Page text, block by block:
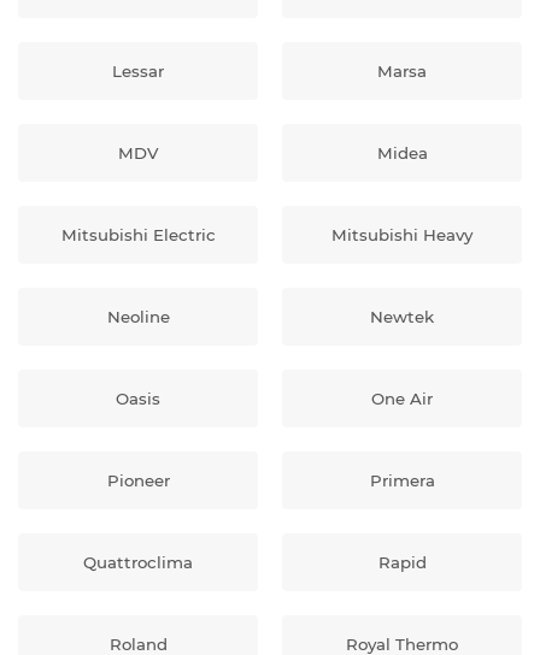
Lessar Marsa
MDV Midea
Mitsubishi Electric Mitsubishi Heavy
Neoline Newtek
Oasis One Air
Pioneer Primera
Quattroclima Rapid
Roland Royal Thermo